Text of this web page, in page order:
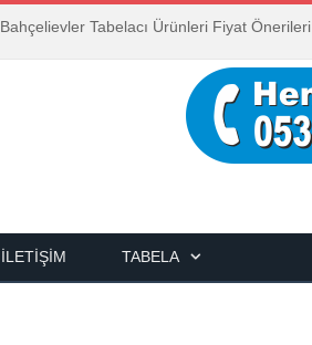
Bahçelievler Tabelacı Ürünleri Fiyat Önerileri
İLETIŞIM TABELA